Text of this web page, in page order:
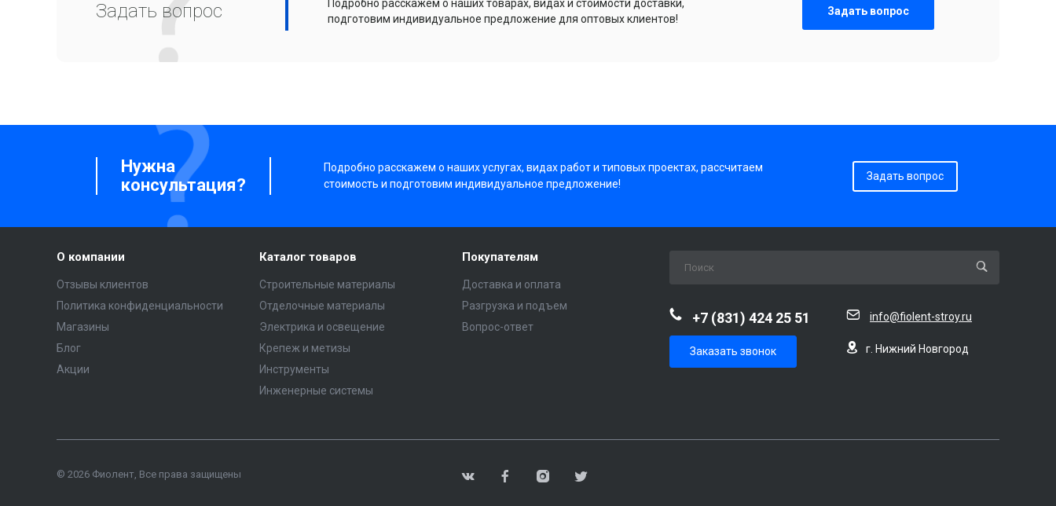
Задать вопрос
Подробно расскажем о наших товарах, видах и стоимости доставки,
подготовим индивидуальное предложение для оптовых клиентов!
Задать вопрос
Нужна
консультация?
Подробно расскажем о наших услугах, видах работ и типовых проектах, рассчитаем
стоимость и подготовим индивидуальное предложение!
Задать вопрос
О компании
Отзывы клиентов
Политика конфиденциальности
Магазины
Блог
Акции
Каталог товаров
Строительные материалы
Отделочные материалы
Электрика и освещение
Крепеж и метизы
Инструменты
Инженерные системы
Покупателям
Доставка и оплата
Разгрузка и подъем
Вопрос-ответ
+7 (831) 424 25 51
Заказать звонок
info@fiolent-stroy.ru
г. Нижний Новгород
© 2026 Фиолент, Все права защищены